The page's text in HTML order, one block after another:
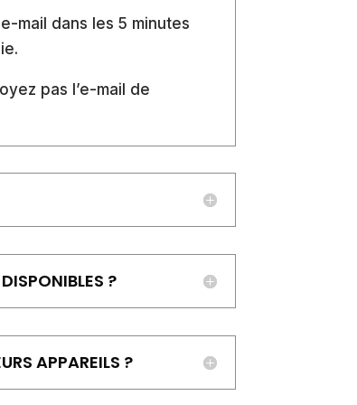
mail dans les 5 minutes
pas l’e-mail de
?
APPAREILS ?